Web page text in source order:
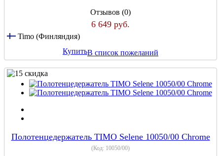
Отзывов (0)
6 649 руб.
Timo (Финляндия)
КупитьВ список пожеланий
Полотенцедержатель TIMO Selene 10050/00 Chrome
(Код: 10050/00)